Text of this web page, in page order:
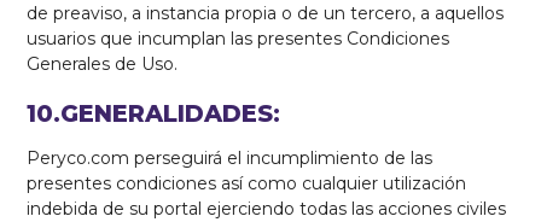
de preaviso, a instancia propia o de un tercero, a aquellos
usuarios que incumplan las presentes Condiciones
Generales de Uso.
10.GENERALIDADES:
Peryco.com perseguirá el incumplimiento de las
presentes condiciones así como cualquier utilización
indebida de su portal ejerciendo todas las acciones civiles